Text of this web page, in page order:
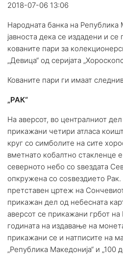
2018-07-06 13:06
Народната банка на Република
јавноста дека се издадени и
кованите пари за
„Девица“ од серијата
Кованите пари ги имаат
„РАК“
На аверсот, во централниот
прикажани четири атласа
круг со симболите на сите
вметнато кобалтно стакленце
северното небо со ѕвездата
опкружена со соѕвездието
претставен цртеж на
прикажан дел од небесната
аверсот се прикажани грбот
годината на издавање на
прикажани се и натписите на
„Република Македонија“ и „100